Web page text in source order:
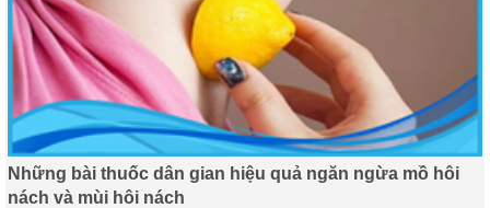
Những bài thuốc dân gian hiệu quả ngăn ngừa mồ hôi
nách và mùi hôi nách